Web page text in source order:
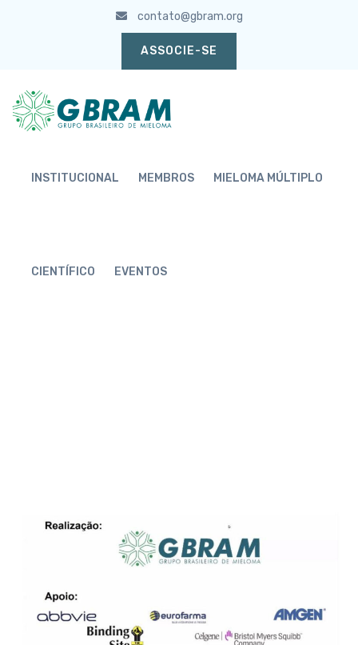
contato@gbram.org
ASSOCIE-SE
INSTITUCIONAL MEMBROS MIELOMA MÚLTIPLO
CIENTÍFICO EVENTOS